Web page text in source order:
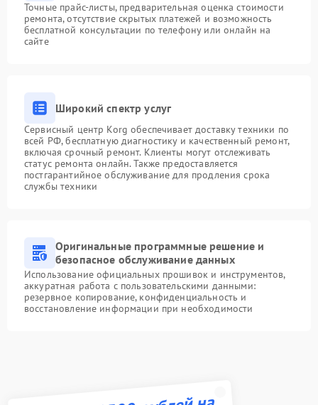
Точные прайс-листы, предварительная оценка стоимости
ремонта, отсутствие скрытых платежей и возможность
бесплатной консультации по телефону или онлайн на
сайте
Широкий спектр услуг
Сервисный центр Korg обеспечивает доставку техники по
всей РФ, бесплатную диагностику и качественный ремонт,
включая срочный ремонт. Клиенты могут отслеживать
статус ремонта онлайн. Также предоставляется
постгарантийное обслуживание для продления срока
службы техники
Оригинальные программные решение и
безопасное обслуживание данных
Использование официальных прошивок и инструментов,
аккуратная работа с пользовательскими данными:
резервное копирование, конфиденциальность и
восстановление информации при необходимости